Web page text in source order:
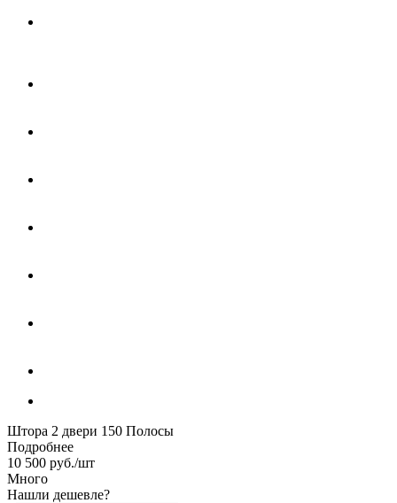
Штора 2 двери 150 Полосы
Подробнее
10 500 руб./шт
Много
Нашли дешевле?